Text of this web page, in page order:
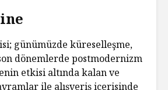
günümüzde küreselleşme,
dönemlerde postmodernizm
etkisi altında kalan ve
ile alışveriş içerisinde